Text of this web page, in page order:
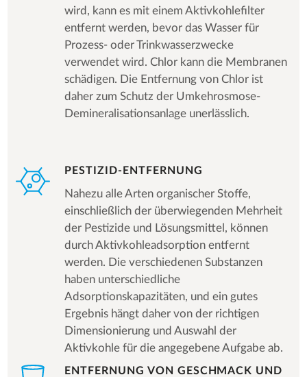
wird, kann es mit einem Aktivkohlefilter
entfernt werden, bevor das Wasser für
Prozess- oder Trinkwasserzwecke
verwendet wird. Chlor kann die Membranen
schädigen. Die Entfernung von Chlor ist
daher zum Schutz der Umkehrosmose-
Demineralisationsanlage unerlässlich.
PESTIZID-ENTFERNUNG
Nahezu alle Arten organischer Stoffe,
einschließlich der überwiegenden Mehrheit
der Pestizide und Lösungsmittel, können
durch Aktivkohleadsorption entfernt
werden. Die verschiedenen Substanzen
haben unterschiedliche
Adsorptionskapazitäten, und ein gutes
Ergebnis hängt daher von der richtigen
Dimensionierung und Auswahl der
Aktivkohle für die angegebene Aufgabe ab.
ENTFERNUNG VON GESCHMACK UND